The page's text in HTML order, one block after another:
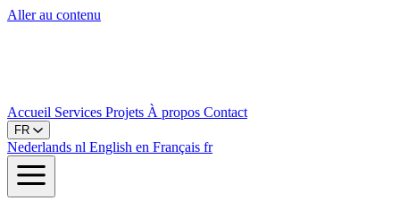
Aller au contenu
Accueil Services Projets À propos Contact
FR
Nederlands nl English en Français fr